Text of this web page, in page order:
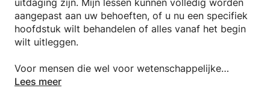
uitdaging zijn. Mijn lessen kunnen volledig worden
aangepast aan uw behoeften, of u nu een specifiek
hoofdstuk wilt behandelen of alles vanaf het begin
wilt uitleggen.
Voor mensen die wel voor wetenschappelijke
studies hebben gekozen en behoefte hebben aan
Lees meer